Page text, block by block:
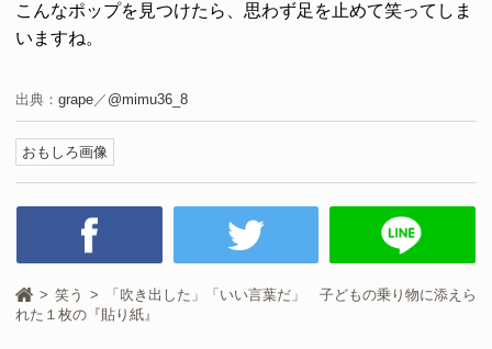
こんなポップを見つけたら、思わず足を止めて笑ってしま
いますね。
出典： grape／ @mimu36_8
おもしろ画像
笑う
「吹き出した」「いい言葉だ」 子どもの乗り物に添えら
れた１枚の『貼り紙』